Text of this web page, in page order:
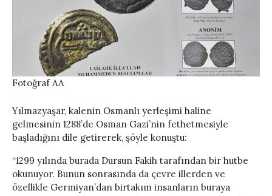
Fotoğraf AA
Yılmazyaşar, kalenin Osmanlı yerleşimi haline
gelmesinin 1288’de Osman Gazi’nin fethetmesiyle
başladığını dile getirerek, şöyle konuştu:
“1299 yılında burada Dursun Fakih tarafından bir hutbe
okunuyor. Bunun sonrasında da çevre illerden ve
özellikle Germiyan’dan birtakım insanların buraya